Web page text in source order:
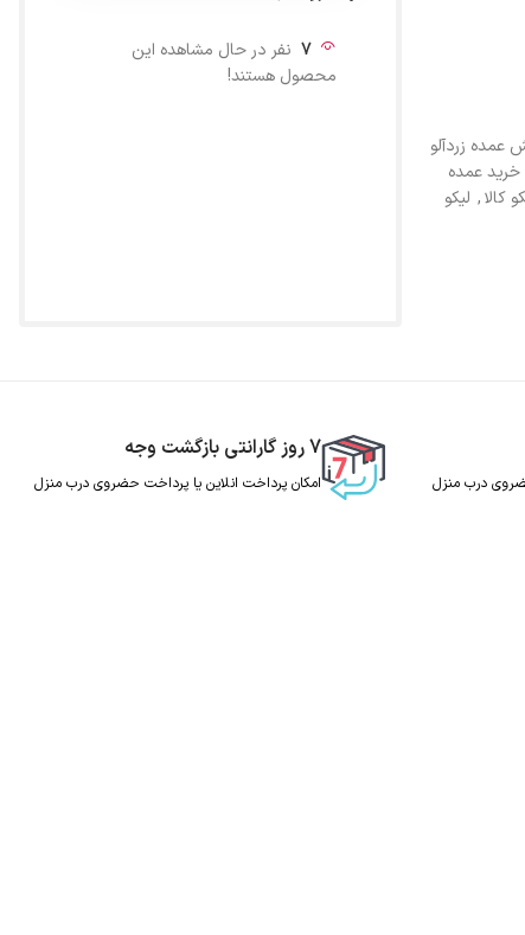
عمده زردآلو
خرید عمده
کالا, لیکو
7 نفر در حال مشاهده این
محصول هستند!
درب منزل
7 روز گارانتی بازگشت وجه
امکان پرداخت انلاین یا پرداخت حضروی درب منزل